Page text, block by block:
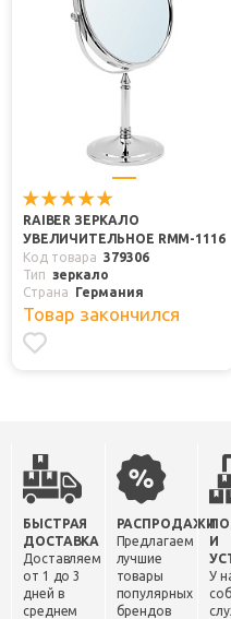
RAIBER ЗЕРКАЛО
УВЕЛИЧИТЕЛЬНОЕ RMM-1116
Код товара 379306
Тип зеркало
Страна
Германия
Товар закончился
БЫСТРАЯ
ДОСТАВКА
Доставляем
от 1 до 3
дней в
среднем
РАСПРОДАЖИ
Предлагаем
лучшие
товары
популярных
брендов
И
У